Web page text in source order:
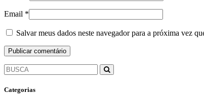
Email *
Salvar meus dados neste navegador para a próxima vez
Categorias